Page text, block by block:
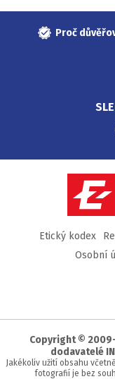
Proč
Etický kodex
Osobní
Copyright ©
dodavatelé
Jakékoliv užití obsahu
fotografií je bez